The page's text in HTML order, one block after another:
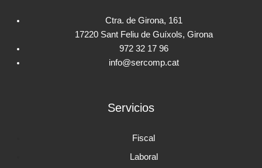
Ctra. de Girona, 161
17220 Sant Feliu de Guíxols, Girona
972 32 17 96
info@sercomp.cat
Servicios
Fiscal
Laboral